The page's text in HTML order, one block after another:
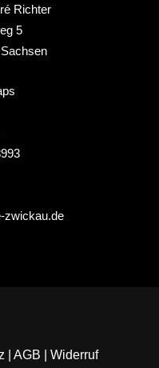
Richter
5
zwickau.de
| AGB Widerruf